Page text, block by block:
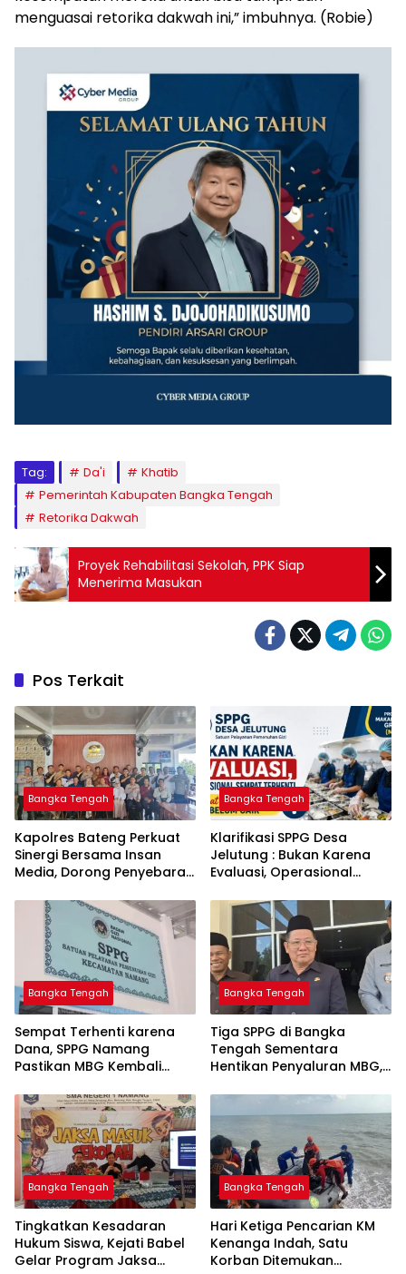
menguasai retorika dakwah ini,” imbuhnya. (Robie)
Tag: Da'i
Khatib
Pemerintah Kabupaten Bangka Tengah
Retorika Dakwah
Proyek Rehabilitasi Sekolah, PPK Siap
Menerima Masukan
Pos Terkait
Bangka Tengah
‎Kapolres Bateng Perkuat
Sinergi Bersama Insan
Media, Dorong Penyebaran
Layanan Polri 110
Bangka Tengah
‎Klarifikasi SPPG Desa
Jelutung : Bukan Karena
Evaluasi, Operasional
Dana Banper Belum Cair
Bangka Tengah
‎Sempat Terhenti karena
Dana, SPPG Namang
Pastikan MBG Kembali
Bangka Tengah
‎Tiga SPPG di Bangka
Tengah Sementara
Hentikan Penyaluran MBG,
Bangka Tengah
Tingkatkan Kesadaran
Hukum Siswa, Kejati Babel
Gelar Program Jaksa
Bangka Tengah
Hari Ketiga Pencarian KM
Kenanga Indah, Satu
Korban Ditemukan